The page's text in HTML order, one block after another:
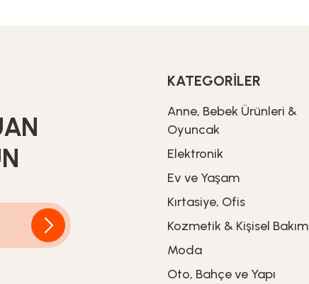
KATEGORİLER
Anne, Bebek Ürünleri &
Oyuncak
Elektronik
Ev ve Yaşam
Kırtasiye, Ofis
Kozmetik & Kişisel Bakım
Moda
Oto, Bahçe ve Yapı